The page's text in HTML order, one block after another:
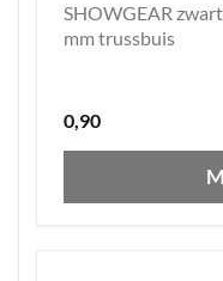
SHOWGEAR
mm trussbuis
0,90